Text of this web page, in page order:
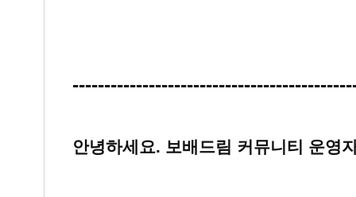
안녕하세요. 보배드림 커뮤니티 운영